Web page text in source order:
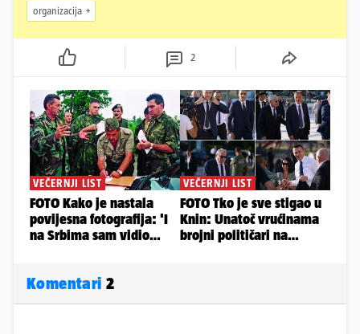
organizacija
2
Komentari 2